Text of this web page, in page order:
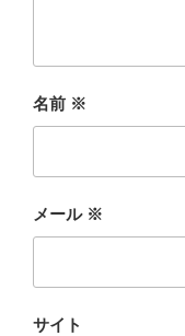
名前 ※
メール ※
サイト